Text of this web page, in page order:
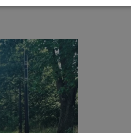
Niesklasyfikowane
Niesklasyfikowane
takich jak logowanie użytkownika i
ze strony internetowej.